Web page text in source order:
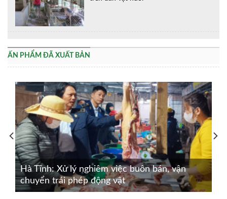
ẤN PHẨM ĐÃ XUẤT BẢN
Hà Tĩnh: Xử lý nghiêm việc buôn bán, vận
chuyển trái phép động vật